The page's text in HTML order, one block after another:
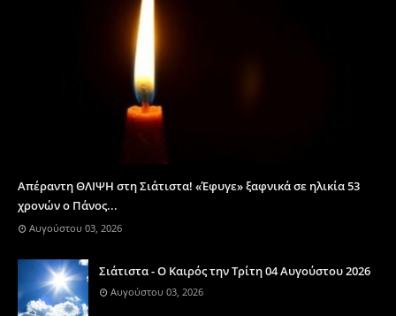
Απέραντη ΘΛΙΨΗ στη Σιάτιστα! «Έφυγε» ξαφνικά σε ηλικία 53
χρονών ο Πάνος...
Αυγούστου 03, 2026
Σιάτιστα - Ο Καιρός την Τρίτη 04 Αυγούστου 2026
Αυγούστου 03, 2026